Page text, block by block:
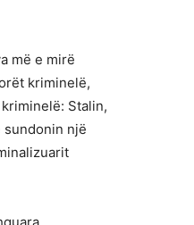
më e mirë
kriminelë,
Stalin,
sundonin një